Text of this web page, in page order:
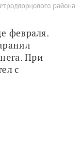
района
февраля.
При
с